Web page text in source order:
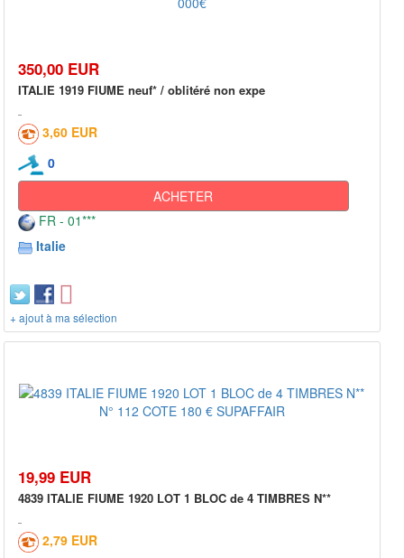
350,00 EUR
ITALIE 1919 FIUME neuf* / oblitéré non expe
3,60 EUR
0
ACHETER
FR - 01***
Italie
+ ajout à ma sélection
19,99 EUR
4839 ITALIE FIUME 1920 LOT 1 BLOC de 4 TIMBRES N**
2,79 EUR